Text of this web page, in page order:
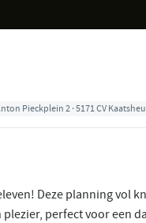
Pieckplein 2 · 5171 CV
Deze planning vol
perfect voor een